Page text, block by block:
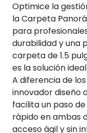
Optimice la
la Carpeta
para
durabilidad y una
carpeta de 1.5
es la solución
A diferencia de
innovador diseño
facilita un paso
rápido en ambas
acceso ágil y sin